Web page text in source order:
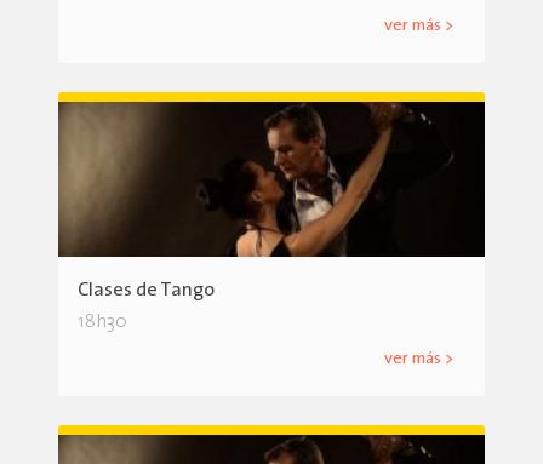
ver más >
Clases de Tango
18h30
ver más >